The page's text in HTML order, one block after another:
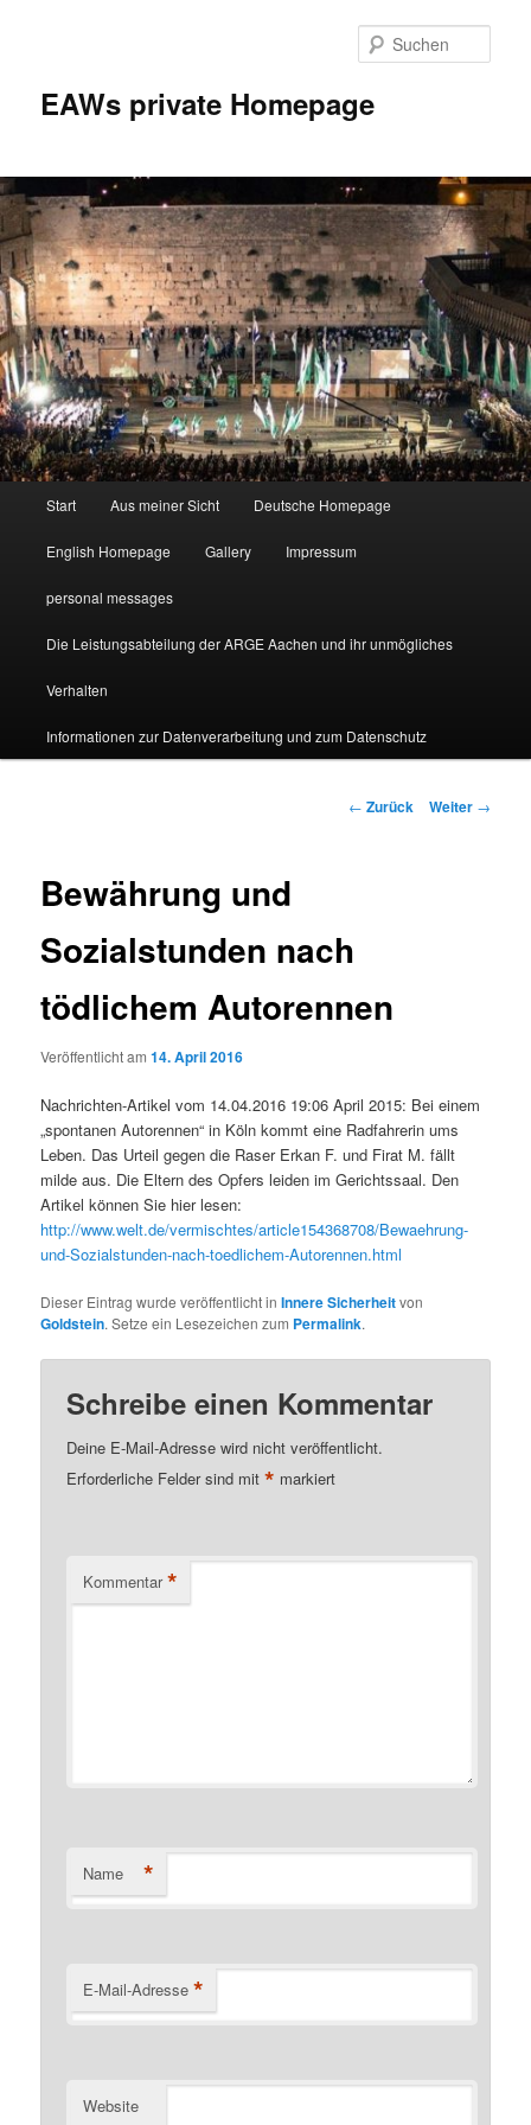
EAWs private Homepage
Start Aus meiner Sicht Deutsche Homepage
English Homepage Gallery Impressum
personal messages
Die Leistungsabteilung der ARGE Aachen und ihr unmögliches
Verhalten
Informationen zur Datenverarbeitung und zum Datenschutz
Beitragsnavigation
← Zurück Weiter →
Bewährung und
Sozialstunden nach
tödlichem Autorennen
Veröffentlicht am14. April 2016
Nachrichten-Artikel vom 14.04.2016 19:06 April 2015: Bei einem
„spontanen Autorennen“ in Köln kommt eine Radfahrerin ums
Leben. Das Urteil gegen die Raser Erkan F. und Firat M. fällt
milde aus. Die Eltern des Opfers leiden im Gerichtssaal. Den
Artikel können Sie hier lesen:
http://www.welt.de/vermischtes/article154368708/Bewaehrung-
und-Sozialstunden-nach-toedlichem-Autorennen.html
Dieser Eintrag wurde veröffentlicht inInnere Sicherheitvon
Goldstein. Setze ein Lesezeichen zum Permalink.
Schreibe einen Kommentar
Deine E-Mail-Adresse wird nicht veröffentlicht.
Erforderliche Felder sind mit* markiert
Kommentar *
Name *
E-Mail-Adresse *
Website